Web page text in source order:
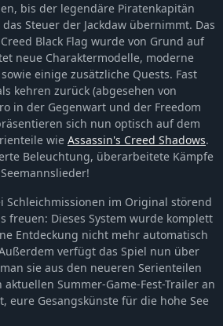
bis der legendäre Piratenkapitän
Steuer der Jackdaw übernimmt. Das
Black Flag wurde von Grund auf
neue Charaktermodelle, moderne
einige zusätzliche Quests. Fast
kehren zurück (abgesehen von
in der Gegenwart und der Freedom
sich nun optisch auf dem
wie Assassin's Creed Shadows.
Beleuchtung, überarbeitete Kämpfe
Schleichmissionen im Original störend
freuen: Dieses System wurde komplett
Entdeckung nicht mehr automatisch
verfügt das Spiel nun über
sie aus den neueren Serienteilen
Summer-Game-Fest-Trailer an
eure Gesangskünste für die hohe See